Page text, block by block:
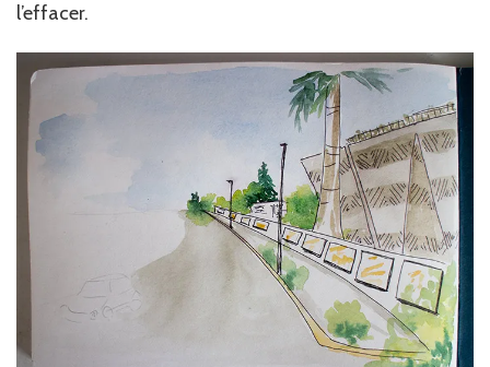
l’effacer.